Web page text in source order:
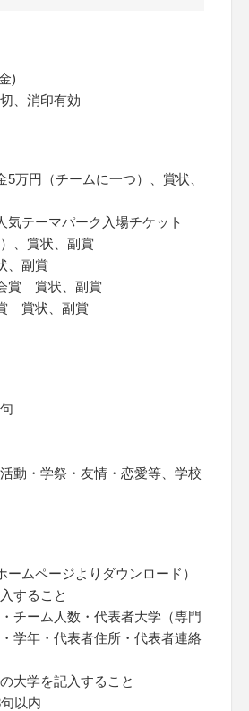
)
、消印有効
万円（チームに一つ）、賞状、
テーマパーク入場チケット
、賞状、副賞
、副賞
賞 賞状、副賞
賞状、副賞
動・学祭・友情・恋愛等、学校
ームページよりダウンロード）
すること
チーム人数・代表者大学（専門
学年・代表者住所・代表者連絡
大学を記入すること
以内